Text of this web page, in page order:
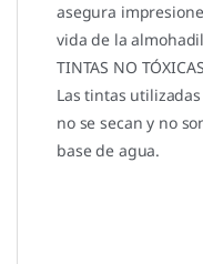
asegura
vida de la
TINTAS NO TÓXICAS
Las tintas
no se secan y no
base de agua.